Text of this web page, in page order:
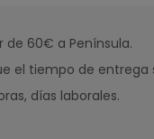
de 60€ a Península.
el tiempo de entrega
días laborales.